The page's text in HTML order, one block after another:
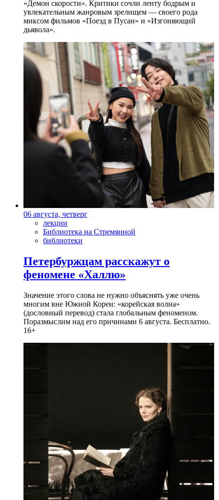
«Демон скорости». Критики сочли ленту бодрым и
увлекательным жанровым зрелищeм — своего рода
миксом фильмов «Поезд в Пусан» и «Изгоняющий
дьявола».
06 августа, четверг
лекции
Библиотека на Стремянной
библиотеки
Петербуржцам расскажут о
феномене «Халлю»
Значение этого слова не нужно объяснять уже очень
многим вне Южной Кореи: «корейская волна»
(дословный перевод) стала глобальным феноменом.
Поразмыслим над его причинами 6 августа. Бесплатно.
16+